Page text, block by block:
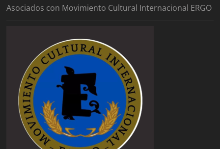
Asociados con Movimiento Cultural Internacional ERGO